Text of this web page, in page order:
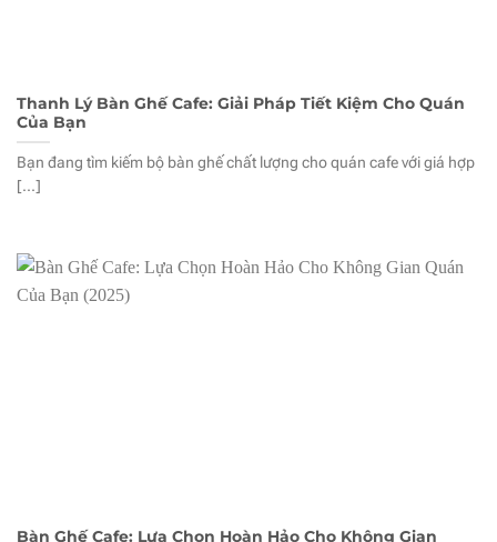
Thanh Lý Bàn Ghế Cafe: Giải Pháp Tiết Kiệm Cho Quán
Của Bạn
Bạn đang tìm kiếm bộ bàn ghế chất lượng cho quán cafe với giá hợp
[...]
Bàn Ghế Cafe: Lựa Chọn Hoàn Hảo Cho Không Gian